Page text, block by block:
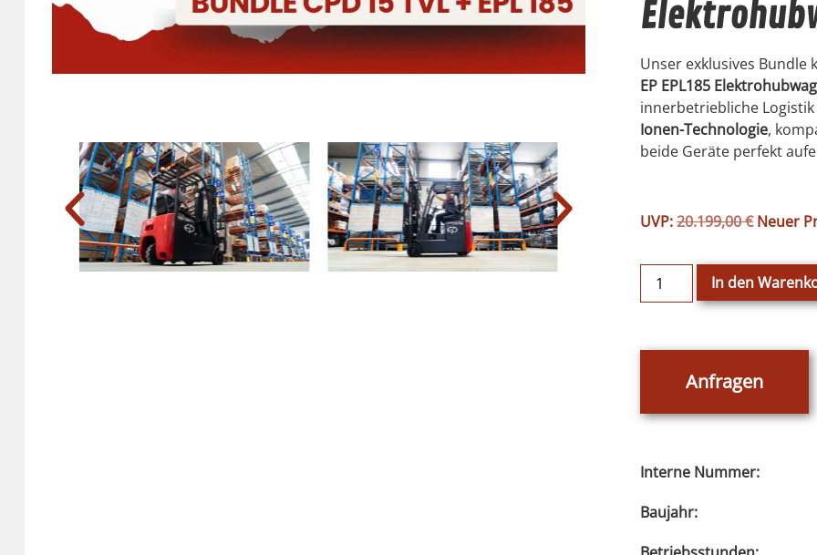
Unser exklusives
EP EPL185
innerbetriebliche
Ionen-Technologie,
beide Geräte perfekt
UVP:20.199,00€ Neuer
In den
Anfragen
Interne Nummer:
Baujahr: